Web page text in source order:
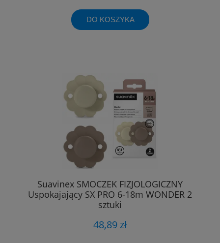
DO KOSZYKA
Suavinex SMOCZEK FIZJOLOGICZNY
Uspokajający SX PRO 6-18m WONDER 2
sztuki
48,89 zł